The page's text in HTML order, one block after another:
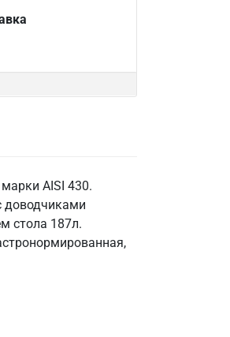
AISI 430.
доводчиками
стола 187л.